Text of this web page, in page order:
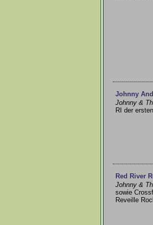
Johnny
Johnny &
RI der
Red River
Johnny &
sowie
Reveille